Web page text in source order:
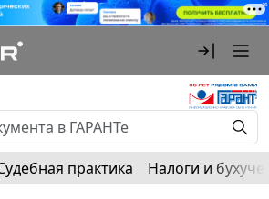
практика Налоги и